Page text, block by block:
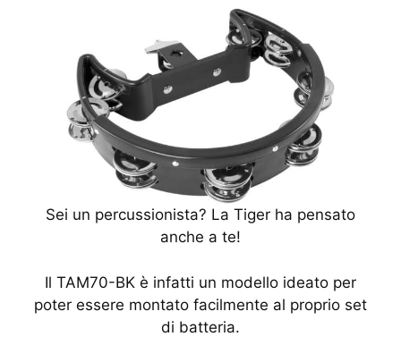
Sei un percussionista? La Tiger ha pensato
anche a te!
Il TAM70-BK è infatti un modello ideato per
poter essere montato facilmente al proprio set
di batteria.